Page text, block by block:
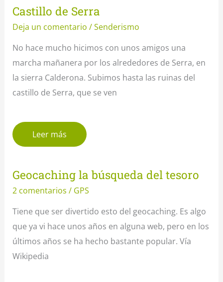
Castillo de Serra
Deja un comentario /Senderismo
No hace mucho hicimos con unos amigos una
marcha mañanera por los alrededores de Serra, en
la sierra Calderona. Subimos hasta las ruinas del
castillo de Serra, que se ven
Leer más
Geocaching la búsqueda del tesoro
2 comentarios / GPS
Tiene que ser divertido esto del geocaching. Es algo
que ya vi hace unos años en alguna web, pero en los
últimos años se ha hecho bastante popular. Vía
Wikipedia